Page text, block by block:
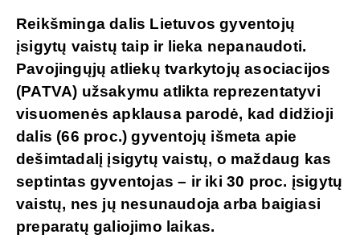
Reikšminga dalis Lietuvos gyventojų
įsigytų vaistų taip ir lieka nepanaudoti.
Pavojingųjų atliekų tvarkytojų asociacijos
(PATVA) užsakymu atlikta reprezentatyvi
visuomenės apklausa parodė, kad didžioji
dalis (66 proc.) gyventojų išmeta apie
dešimtadalį įsigytų vaistų, o maždaug kas
septintas gyventojas – ir iki 30 proc. įsigytų
vaistų, nes jų nesunaudoja arba baigiasi
preparatų galiojimo laikas.